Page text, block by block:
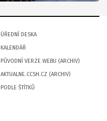
ÚŘEDNÍ DESKA
KALENDÁŘ
PŮVODNÍ VERZE WEBU (ARCHIV)
AKTUALNE.CCSH.CZ (ARCHIV)
PODLE ŠTÍTKŮ